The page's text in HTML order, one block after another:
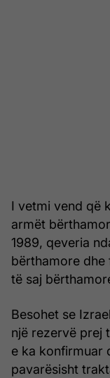
I vetmi vend që
armët
1989, qeveria
bërthamore dhe
të saj
Besohet se
një rezervë prej
e ka konfirmuar
pavarësisht